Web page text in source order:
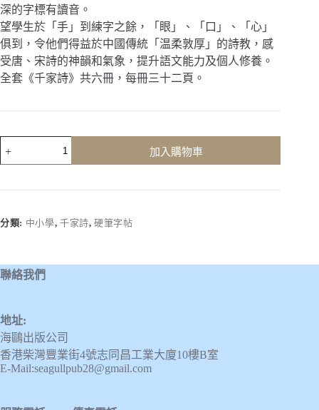
深的字標有讀音。
望學生於「手」到練字之餘，「眼」、「口」、「心」
俱到，令他們得益於中國傳統「温柔敦厚」的詩教，感
受唐、宋詩的神韻和氣象，提升語文能力及個人修養。
全套《千家詩》共六冊，每冊三十二頁。
冊)
加入購物車
分類: 中小學, 千家詩,硬筆字帖
聯絡我們
地址:
海鷗出版公司
香港柴灣豐業街4號志同昌工業大廈10樓B室
E-Mail:seagullpub28@gmail.com